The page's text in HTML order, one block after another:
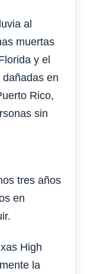
al
muertas
y el
en
Rico,
sin
tres años
en
High
la